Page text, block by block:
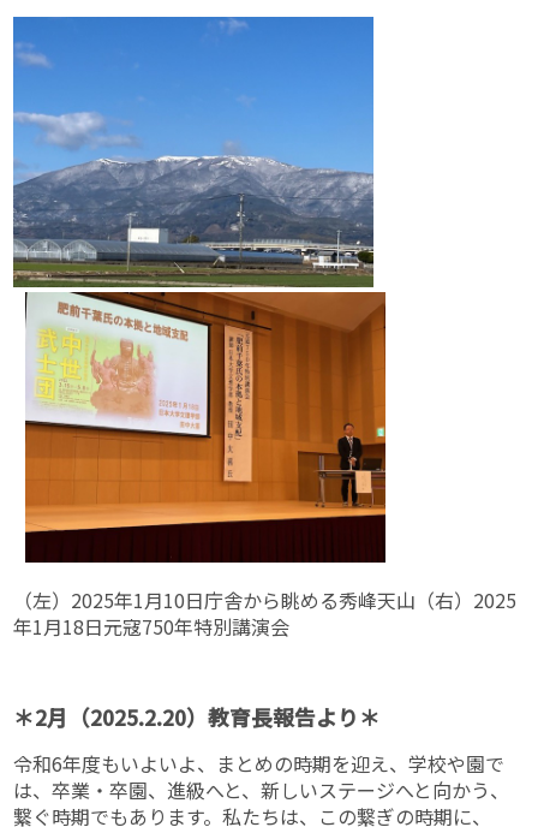
（左）2025年1月10日庁舎から眺める秀峰天山（右）2025
年1月18日元寇750年特別講演会
＊2月（2025.2.20）教育長報告より＊
令和6年度もいよいよ、まとめの時期を迎え、学校や園で
は、卒業・卒園、進級へと、新しいステージへと向かう、
繋ぐ時期でもあります。私たちは、この繋ぎの時期に、